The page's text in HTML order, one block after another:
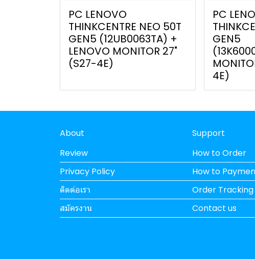
PC LENOVO
THINKCENTRE NEO 50T
GEN5 (12UB0063TA) +
LENOVO MONITOR 27"
(S27-4E)
PC
GEN5
4E)
About
Review
Privacy Policy
ติดต่อเรา
สมัครงาน
Support
How to Order
How to
Order Tracking
Contact us